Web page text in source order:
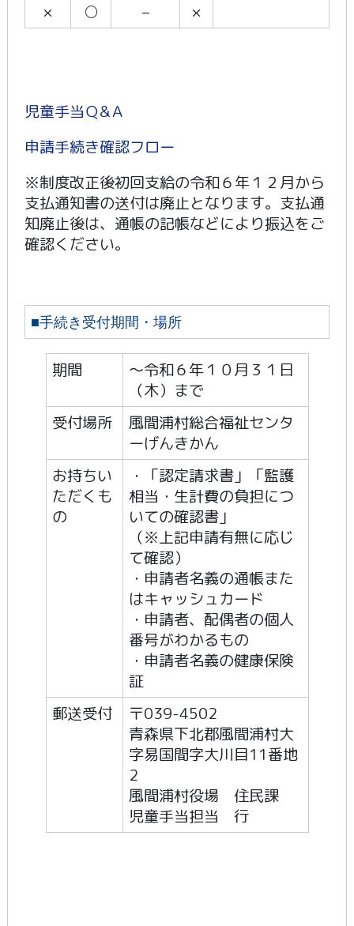
×
○ – ×
児童手当Ｑ&Ａ
申請手続き確認フロー
※制度改正後初回支給の令和６年１２月から
支払通知書の送付は廃止となります。支払通
知廃止後は、通帳の記帳などにより振込をご
確認ください。
■手続き受付期間・場所
期間
～令和６年１０月３１日
（木）まで
受付場所
風間浦村総合福祉センタ
ーげんきかん
お持ちい
ただくも
の
・「認定請求書」「監護
相当・生計費の負担につ
いての確認書」
（※上記申請有無に応じ
て確認）
・申請者名義の通帳また
はキャッシュカード
・申請者、配偶者の個人
番号がわかるもの
・申請者名義の健康保険
証
郵送受付
〒039-4502
青森県下北郡風間浦村大
字易国間字大川目11番地
2
風間浦村役場 住民課
児童手当担当 行